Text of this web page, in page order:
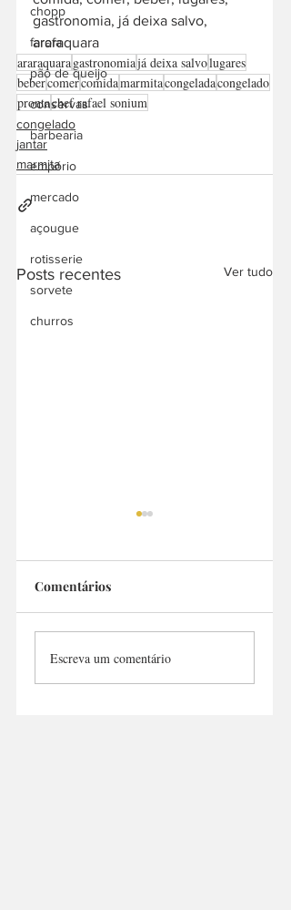
chopp
farofa
pão de queijo
conservas
barbearia
empório
mercado
açougue
rotisserie
sorvete
churros
gastronomia, já deixa salvo,
araraquara
araraquaragastronomiajá deixa salvolugares
bebercomercomidamarmitacongeladacongelado
prontachef rafael sonium
congelado
jantar
marmita
Posts recentes Ver tudo
Sr. Botequim
Comentários
Escreva um comentário